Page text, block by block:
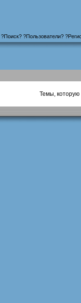
?Поиск? ?Пользователи? ?
Темы, которую